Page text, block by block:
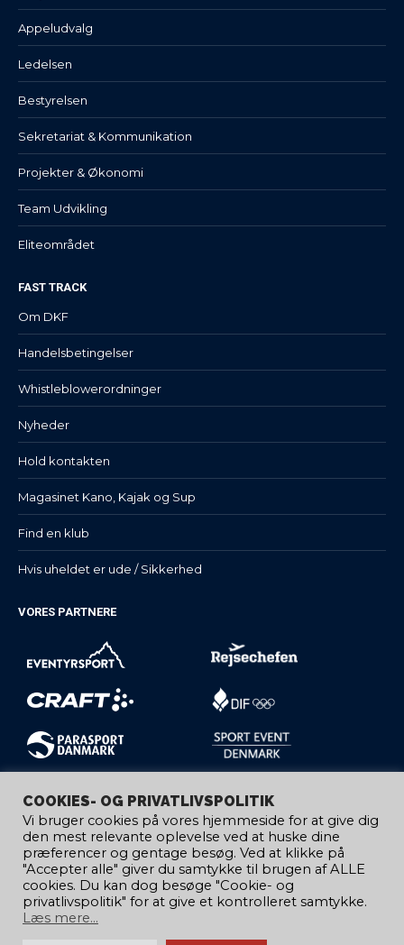
Appeludvalg
Ledelsen
Bestyrelsen
Sekretariat & Kommunikation
Projekter & Økonomi
Team Udvikling
Eliteområdet
FAST TRACK
Om DKF
Handelsbetingelser
Whistleblowerordninger
Nyheder
Hold kontakten
Magasinet Kano, Kajak og Sup
Find en klub
Hvis uheldet er ude / Sikkerhed
VORES PARTNERE
COOKIES- OG PRIVATLIVSPOLITIK
Vi bruger cookies på vores hjemmeside for at give dig
den mest relevante oplevelse ved at huske dine
præferencer og gentage besøg. Ved at klikke på
"Accepter alle" giver du samtykke til brugen af ​​ALLE
cookies. Du kan dog besøge "Cookie- og
privatlivspolitik" for at give et kontrolleret samtykke.
Læs mere...